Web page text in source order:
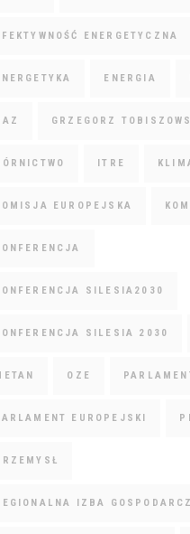
ENERGETYCZNA
ENERGIA
GRZEGORZ
ITRE
EUROPEJSKA
SILESIA2030
SILESIA 2030
OZE
EUROPEJSKI
IZBA